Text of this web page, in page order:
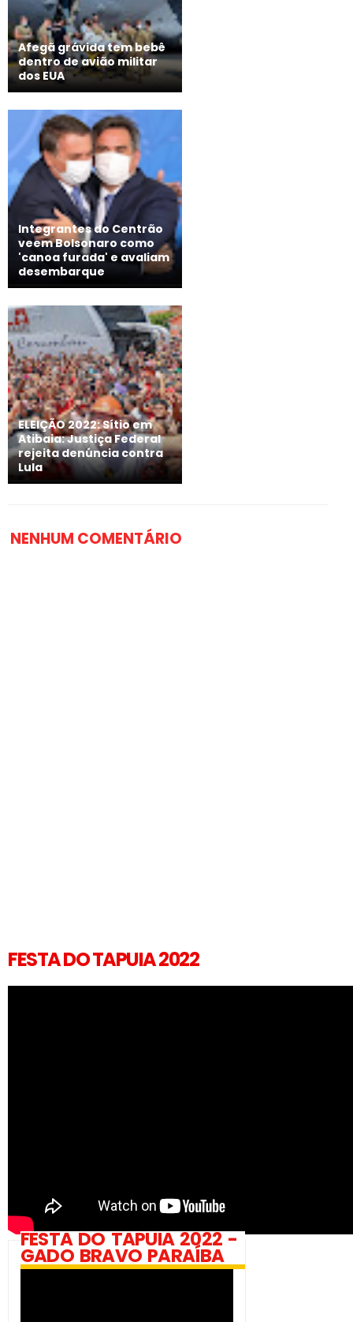
Afegã grávida tem bebê
dentro de avião militar
dos EUA
Integrantes do Centrão
veem Bolsonaro como
'canoa furada' e avaliam
desembarque
ELEIÇÃO 2022: Sítio em
Atibaia: Justiça Federal
rejeita denúncia contra
Lula
NENHUM COMENTÁRIO
FESTA DO TAPUIA 2022
FESTA DO TAPUIA 2022 -
GADO BRAVO PARAÍBA